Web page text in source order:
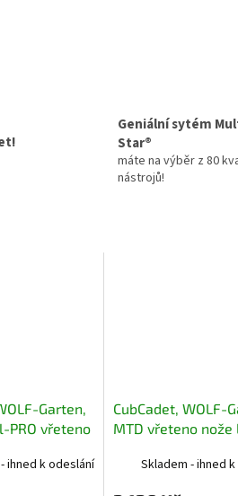
Geniální sytém
Star®
máte na výběr z 80
nástrojů!
Garten,
PRO vřeteno
ihned k odeslání
CubCadet, WOLF-
MTD vřeteno nože
komplet 618-
0609DSkladem - ihned